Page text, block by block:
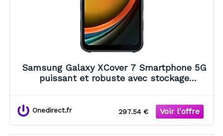
Samsung Galaxy XCover 7 Smartphone 5G
puissant et robuste avec stockage
Onedirect.fr 297.54 €